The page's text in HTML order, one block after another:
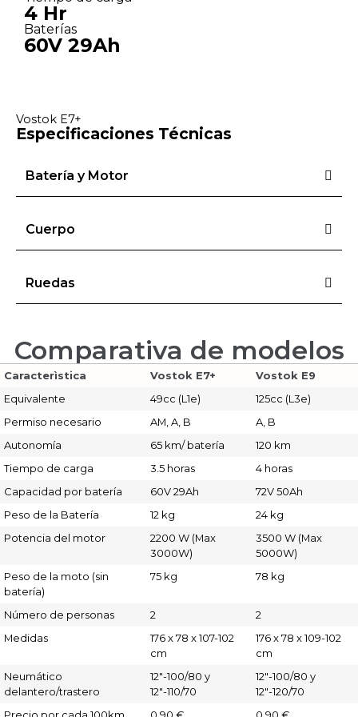
4 Hr
Baterías
60V 29Ah
Vostok E7+
Especificaciones Técnicas
Batería y Motor
Cuerpo
Ruedas
Comparativa de modelos
Caracterìstica Vostok E7+
Vostok E9
Equivalente
49cc (L1e)
125cc (L3e)
Permiso necesario
AM, A, B
A, B
Autonomía
65 km/ batería
120 km
Tiempo de carga
3.5 horas
4 horas
Capacidad por batería
60V 29Ah
72V 50Ah
Peso de la Batería
12 kg
24 kg
Potencia del motor
2200 W (Max
3000W)
3500 W (Max
5000W)
Peso de la moto (sin
batería)
75 kg 78 kg
Número de personas 2
2
Medidas
176 x 78 x 107-102
cm
176 x 78 x 109-102
cm
Neumático
delantero/trastero
12″-100/80 y
12″-110/70
12″-100/80 y
12″-120/70